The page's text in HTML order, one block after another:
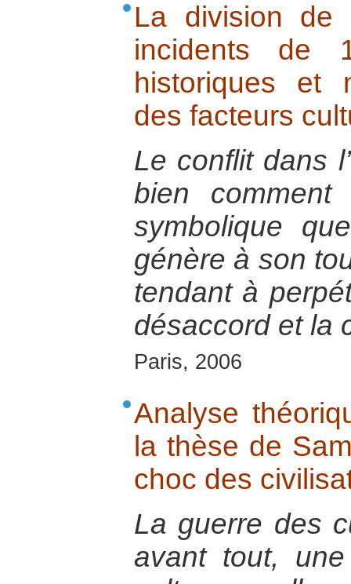
La division de
incidents de
historiques et
des facteurs
Le conflit dans
bien comment
symbolique
génère à son
tendant à
désaccord et la
Paris, 2006
Analyse
la thèse de
choc des
La guerre des
avant tout,